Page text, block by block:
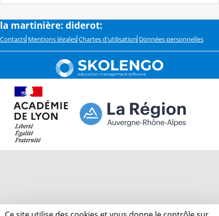
la martinière: diderot:
Contacts Mentions légales Chartes d'utilisation Données personnelles